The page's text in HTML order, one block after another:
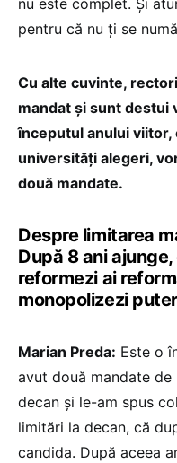
nu este complet. Și
pentru că nu ți se
Cu alte cuvinte,
mandat și sunt destui
începutul anului viitor,
universități alegeri,
două mandate.
Despre limitarea
După 8 ani
reformezi ai
monopolizezi
Marian Preda: Este o
avut două mandate
decan și le-am spus
limitări la decan, că
candida. După aceea